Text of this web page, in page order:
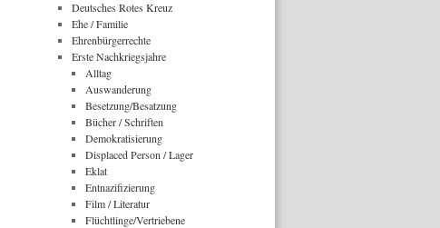
Deutsches Rotes Kreuz
Ehe / Familie
Ehrenbürgerrechte
Erste Nachkriegsjahre
Alltag
Auswanderung
Besetzung/Besatzung
Bücher / Schriften
Demokratisierung
Displaced Person / Lager
Eklat
Entnazifizierung
Film / Literatur
Flüchtlinge/Vertriebene